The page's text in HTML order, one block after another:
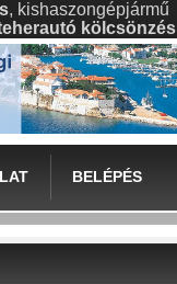
, kishaszongépjármű
kölcsönzés
BELÉPÉS